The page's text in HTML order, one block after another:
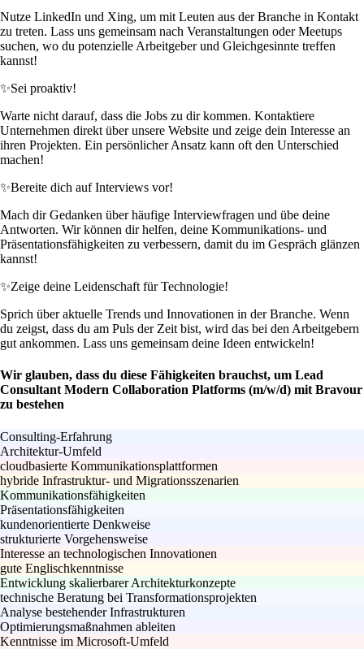
Nutze LinkedIn und Xing, um mit Leuten aus der Branche in Kontakt
zu treten. Lass uns gemeinsam nach Veranstaltungen oder Meetups
suchen, wo du potenzielle Arbeitgeber und Gleichgesinnte treffen
kannst!
✨Sei proaktiv!
Warte nicht darauf, dass die Jobs zu dir kommen. Kontaktiere
Unternehmen direkt über unsere Website und zeige dein Interesse an
ihren Projekten. Ein persönlicher Ansatz kann oft den Unterschied
machen!
✨Bereite dich auf Interviews vor!
Mach dir Gedanken über häufige Interviewfragen und übe deine
Antworten. Wir können dir helfen, deine Kommunikations- und
Präsentationsfähigkeiten zu verbessern, damit du im Gespräch glänzen
kannst!
✨Zeige deine Leidenschaft für Technologie!
Sprich über aktuelle Trends und Innovationen in der Branche. Wenn
du zeigst, dass du am Puls der Zeit bist, wird das bei den Arbeitgebern
gut ankommen. Lass uns gemeinsam deine Ideen entwickeln!
Wir glauben, dass du diese Fähigkeiten brauchst, um Lead
Consultant Modern Collaboration Platforms (m/w/d) mit Bravour
zu bestehen
Consulting-Erfahrung
Architektur-Umfeld
cloudbasierte Kommunikationsplattformen
hybride Infrastruktur- und Migrationsszenarien
Kommunikationsfähigkeiten
Präsentationsfähigkeiten
kundenorientierte Denkweise
strukturierte Vorgehensweise
Interesse an technologischen Innovationen
gute Englischkenntnisse
Entwicklung skalierbarer Architekturkonzepte
technische Beratung bei Transformationsprojekten
Analyse bestehender Infrastrukturen
Optimierungsmaßnahmen ableiten
Kenntnisse im Microsoft-Umfeld